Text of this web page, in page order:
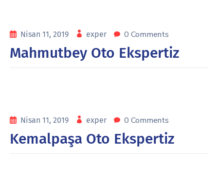
Nisan 11, 2019 exper 0 Comments
Mahmutbey Oto Ekspertiz
Nisan 11, 2019 exper 0 Comments
Kemalpaşa Oto Ekspertiz